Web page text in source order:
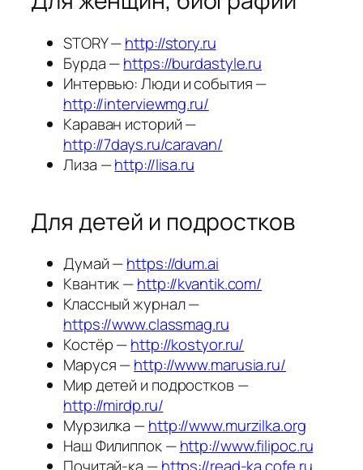
Для женщин, биографии
STORY —
http://story.ru
Бурда —https://burdastyle.ru
Интервью: Люди и события —
http://interviewmg.ru/
Караван историй —